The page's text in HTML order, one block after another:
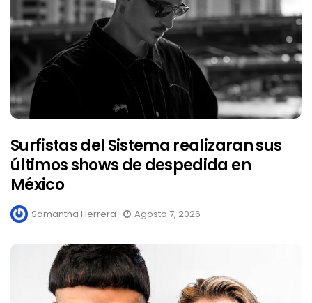
Surfistas del Sistema realizaran sus
últimos shows de despedida en
México
Samantha Herrera Agosto 7, 2026